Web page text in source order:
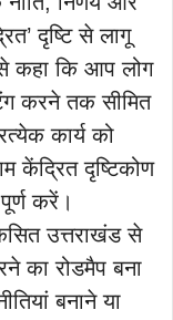
दृष्टि से लागू
से कहा कि आप लोग
करने तक सीमित
कार्य को
केंद्रित दृष्टिकोण
करें।
उत्तराखंड से
का रोडमैप बना
बनाने या